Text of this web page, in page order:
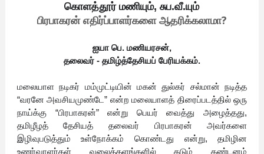
கொளத்தூர் மணியும், சுப.வீ.யும்
பிரபாகரன் எதிர்ப்பாளர்களை ஆதரிக்கலாமா?
ஐயா பெ. மணியரசன்,
தலைவர் - தமிழ்த்தேசியப் பேரியக்கம்.
மலையாள நடிகர் மம்முட்டியின் மகன் துல்கர் சல்மான் நடித்த
“வரனே அவசியமுண்டே” என்ற மலையாளத் திரைப்படத்தில் ஒரு
நாய்க்கு “பிரபாகரன்” என்று பெயர் வைத்து அழைத்தது,
தமிழீழத் தேசியத் தலைவர் பிரபாகரன் அவர்களை
இழிவுபடுத்தும் உள்நோக்கம் கொண்டது என்று, தமிழின
உணர்வாளர்கள் வலைத்தளங்களில் கடும் கண்டனம்